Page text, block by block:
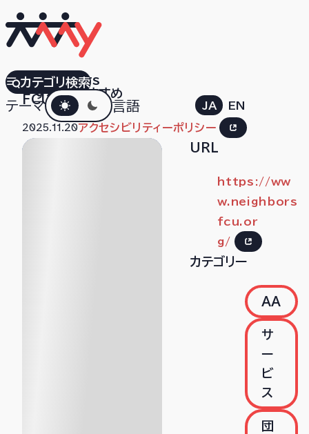
すべておすすめ
テーマダークモード言語 JA EN
カテゴリ検索
Neighbors
FCU
2025.11.20アクセシビリティーポリシー
URL
https://ww
w.neighbors
fcu.or
g/
カテゴリー
AA
サ
ー
ビ
ス
団